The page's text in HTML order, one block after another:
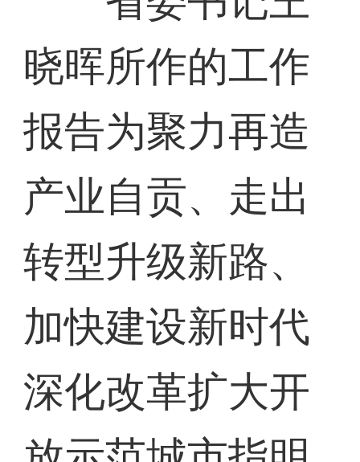
晓晖所作的工作
报告为聚力再造
产业自贡、走出
转型升级新路、
加快建设新时代
深化改革扩大开